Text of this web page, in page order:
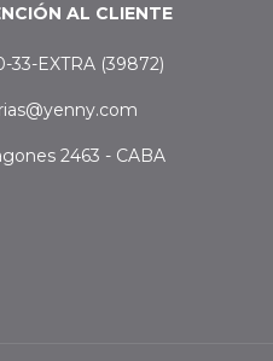
AL CLIENTE
33-EXTRA (39872)
2463 - CABA